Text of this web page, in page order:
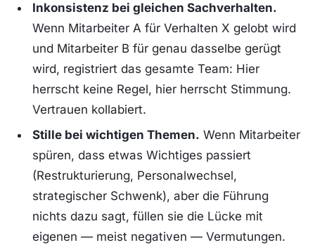
Inkonsistenz bei gleichen Sachverhalten.
Wenn Mitarbeiter A für Verhalten X gelobt wird
und Mitarbeiter B für genau dasselbe gerügt
wird, registriert das gesamte Team: Hier
herrscht keine Regel, hier herrscht Stimmung.
Vertrauen kollabiert.
Stille bei wichtigen Themen. Wenn Mitarbeiter
spüren, dass etwas Wichtiges passiert
(Restrukturierung, Personalwechsel,
strategischer Schwenk), aber die Führung
nichts dazu sagt, füllen sie die Lücke mit
eigenen — meist negativen — Vermutungen.